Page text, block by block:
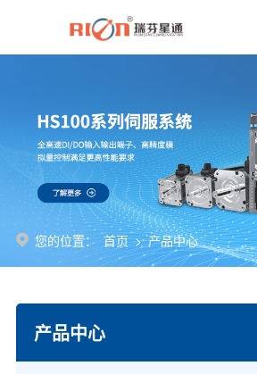
您的位置： 首页 > 产品中心
产品中心